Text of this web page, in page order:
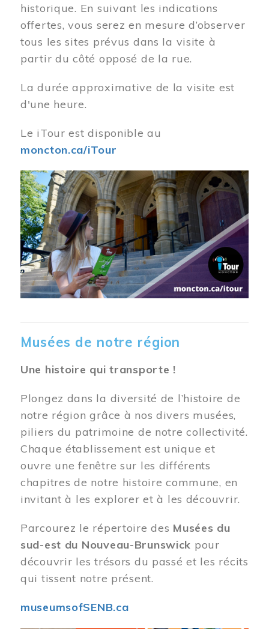
historique. En suivant les indications
offertes, vous serez en mesure d’observer
tous les sites prévus dans la visite à
partir du côté opposé de la rue.
La durée approximative de la visite est
d'une heure.
Le iTour est disponible au
moncton.ca/iTour
Musées de notre région
Une histoire qui transporte !
Plongez dans la diversité de l’histoire de
notre région grâce à nos divers musées,
piliers du patrimoine de notre collectivité.
Chaque établissement est unique et
ouvre une fenêtre sur les différents
chapitres de notre histoire commune, en
invitant à les explorer et à les découvrir.
Parcourez le répertoire des Musées du
sud-est du Nouveau-Brunswick pour
découvrir les trésors du passé et les récits
qui tissent notre présent.
museumsofSENB.ca